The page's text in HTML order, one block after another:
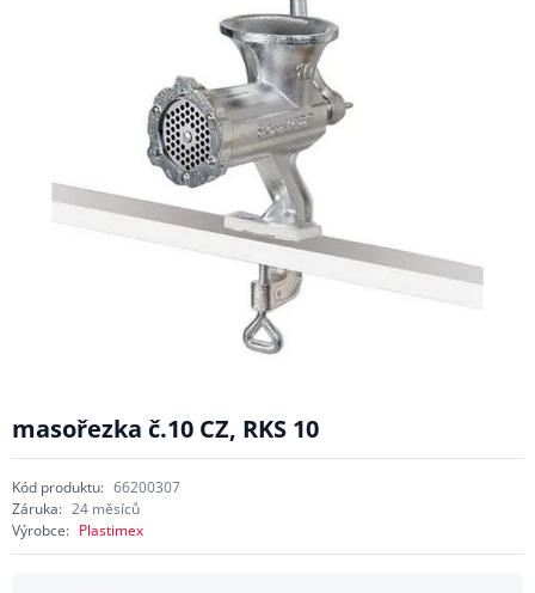
masořezka č.10 CZ, RKS 10
Kód produktu: 66200307
Záruka: 24 měsíců
Výrobce: Plastimex